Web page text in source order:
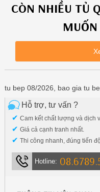
CÒN NHIỀU TỦ
tu bep 08/2026, bao gia tu
Hỗ trợ, tư vấn ?
✔ Cam kết chất lượng và dịch
✔ Giá cả cạnh tranh nhất.
✔ Thi công nhanh, đúng tiến
Hotline: